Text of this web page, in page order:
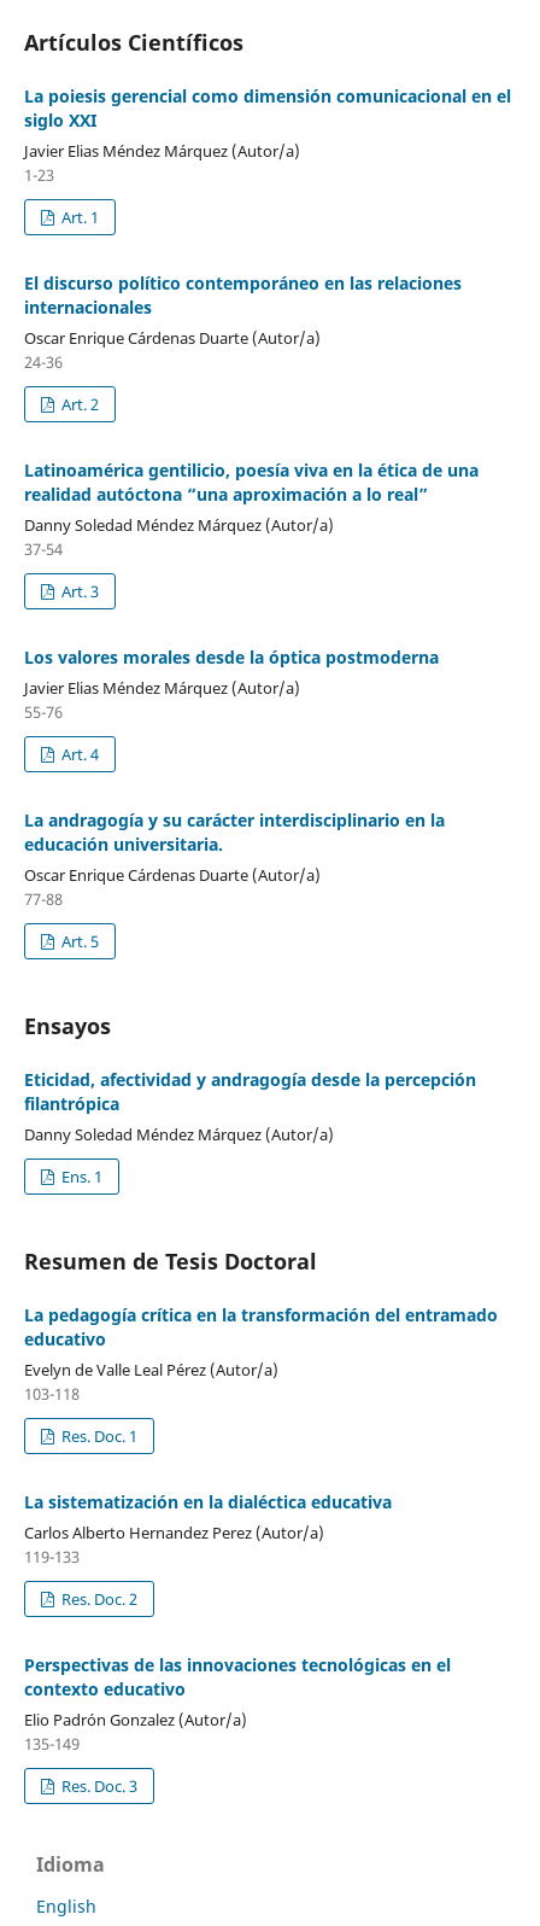
Artículos Científicos
La poiesis gerencial como dimensión comunicacional en el
siglo XXI
Javier Elias Méndez Márquez (Autor/a)
1-23
Art. 1
El discurso político contemporáneo en las relaciones
internacionales
Oscar Enrique Cárdenas Duarte (Autor/a)
24-36
Art. 2
Latinoamérica gentilicio, poesía viva en la ética de una
realidad autóctona “una aproximación a lo real”
Danny Soledad Méndez Márquez (Autor/a)
37-54
Art. 3
Los valores morales desde la óptica postmoderna
Javier Elias Méndez Márquez (Autor/a)
55-76
Art. 4
La andragogía y su carácter interdisciplinario en la
educación universitaria.
Oscar Enrique Cárdenas Duarte (Autor/a)
77-88
Art. 5
Ensayos
Eticidad, afectividad y andragogía desde la percepción
filantrópica
Danny Soledad Méndez Márquez (Autor/a)
Ens. 1
Resumen de Tesis Doctoral
La pedagogía crítica en la transformación del entramado
educativo
Evelyn de Valle Leal Pérez (Autor/a)
103-118
Res. Doc. 1
La sistematización en la dialéctica educativa
Carlos Alberto Hernandez Perez (Autor/a)
119-133
Res. Doc. 2
Perspectivas de las innovaciones tecnológicas en el
contexto educativo
Elio Padrón Gonzalez (Autor/a)
135-149
Res. Doc. 3
Idioma
English